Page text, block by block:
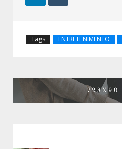
Tags ENTRETENIMENTO